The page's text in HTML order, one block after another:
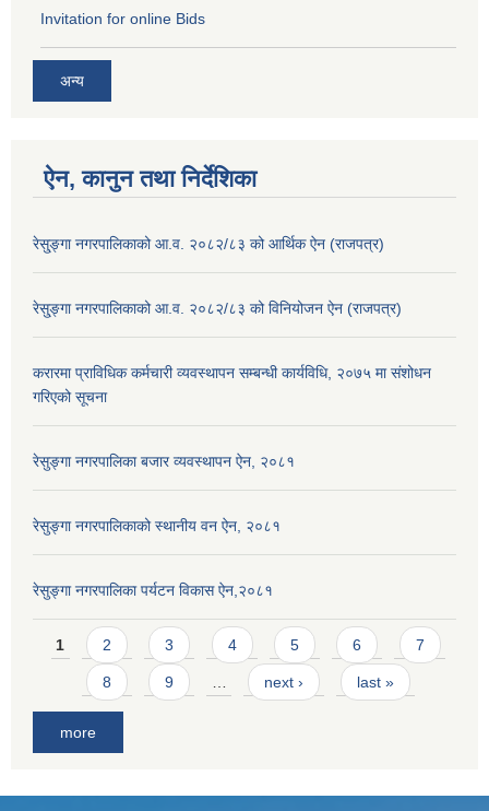
Invitation for online Bids
अन्य
ऐन, कानुन तथा निर्देशिका
रेसु्ङ्गा नगरपालिकाको आ.व. २०८२/८३ को आर्थिक ऐन (राजपत्र)
रेसु्ङ्गा नगरपालिकाको आ.व. २०८२/८३ को विनियोजन ऐन (राजपत्र)
करारमा प्राविधिक कर्मचारी व्यवस्थापन सम्बन्धी कार्यविधि, २०७५ मा संशोधन
गरिएको सूचना
रेसुङ्गा नगरपालिका बजार व्यवस्थापन ऐन, २०८१
रेसुङ्गा नगरपालिकाको स्थानीय वन ऐन, २०८१
रेसुङ्गा नगरपालिका पर्यटन विकास ऐन,२०८१
Pages
1 2 3 4 5 6 7
8 9 next › last »
more